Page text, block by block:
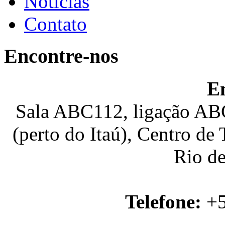
Contato
Encontre-nos
Sala ABC112, ligação
(perto do Itaú), Centro de
Rio
Telefone: